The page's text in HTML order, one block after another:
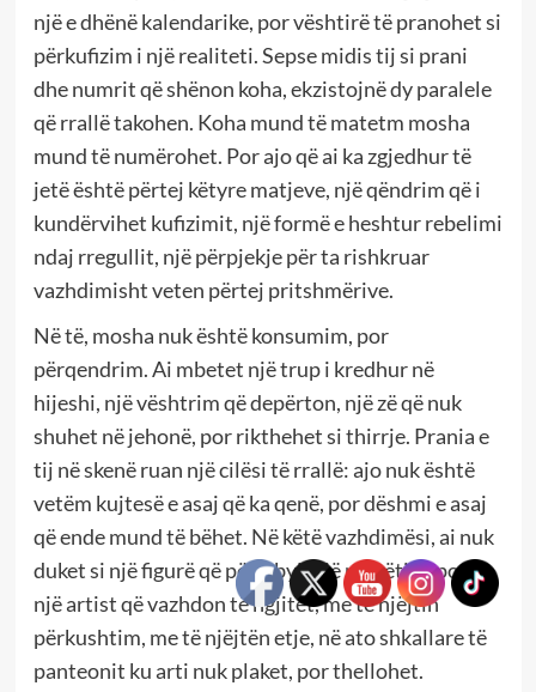
një e dhënë kalendarike, por vështirë të pranohet si
përkufizim i një realiteti. Sepse midis tij si prani
dhe numrit që shënon koha, ekzistojnë dy paralele
që rrallë takohen. Koha mund të matetm mosha
mund të numërohet. Por ajo që ai ka zgjedhur të
jetë është përtej këtyre matjeve, një qëndrim që i
kundërvihet kufizimit, një formë e heshtur rebelimi
ndaj rregullit, një përpjekje për ta rishkruar
vazhdimisht veten përtej pritshmërive.
Në të, mosha nuk është konsumim, por
përqendrim. Ai mbetet një trup i kredhur në
hijeshi, një vështrim që depërton, një zë që nuk
shuhet në jehonë, por rikthehet si thirrje. Prania e
tij në skenë ruan një cilësi të rrallë: ajo nuk është
vetëm kujtesë e asaj që ka qenë, por dëshmi e asaj
që ende mund të bëhet. Në këtë vazhdimësi, ai nuk
duket si një figurë që përmbyll një rrugëtim, por si
një artist që vazhdon të ngjitet, me të njëjtin
përkushtim, me të njëjtën etje, në ato shkallare të
panteonit ku arti nuk plaket, por thellohet.